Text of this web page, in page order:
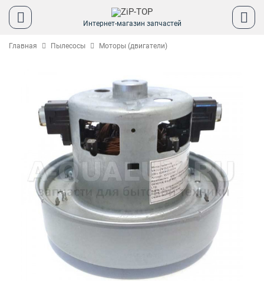
Интернет-магазин запчастей
Главная Пылесосы Моторы (двигатели)